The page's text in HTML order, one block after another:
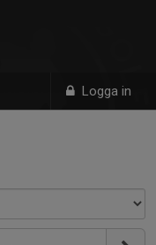
Logga in